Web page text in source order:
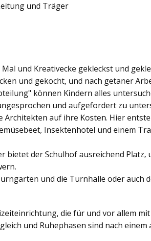
und Träger
und Kreativecke gekleckst und
und gekocht, und nach getaner
können Kindern alles
und aufgefordert zu
Architekten auf ihre Kosten. Hier
Insektenhotel und einem
bietet derSchulhofausreichend Platz,
und die Turnhalle oder auch
die für und vor allem
und Ruhephasen sind nach